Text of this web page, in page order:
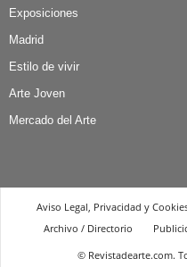
Exposiciones
Madrid
Estilo de vivir
Arte Joven
Mercado del Arte
Aviso Legal, Privacidad y
Archivo / Directorio
© Revistadearte.com.